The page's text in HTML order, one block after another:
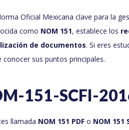
Oficial Mexicana clave para la
como NOM 151, establece los
de documentos. Si eres
sus puntos principales.
151-SCFI-
llamada NOM 151 PDF o NOM 151